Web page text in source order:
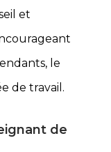
et
le
de travail.
de